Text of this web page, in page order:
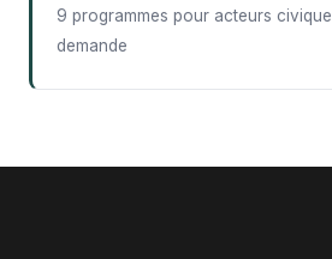
9 programmes pour acteurs
demande